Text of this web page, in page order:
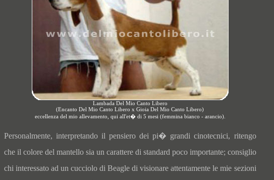
Lambada Del Mio Canto Libero
(Encanto Del Mio Canto Libero x Gioia Del Mio Canto Libero)
eccellenza del mio allevamento, qui all'et� di 5 mesi (femmina bianco - arancio).
Personalmente, interpretando il pensiero dei pi� grandi cinotecnici, ritengo
che il colore del mantello sia un carattere di standard poco importante; consiglio
chi interessato ad un cucciolo di Beagle di visionare attentamente le mie sezioni